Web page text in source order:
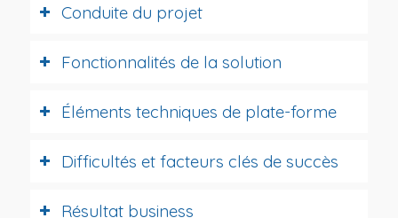
Conduite du projet
Fonctionnalités de la solution
Éléments techniques de plate-forme
Difficultés et facteurs clés de succès
Résultat business